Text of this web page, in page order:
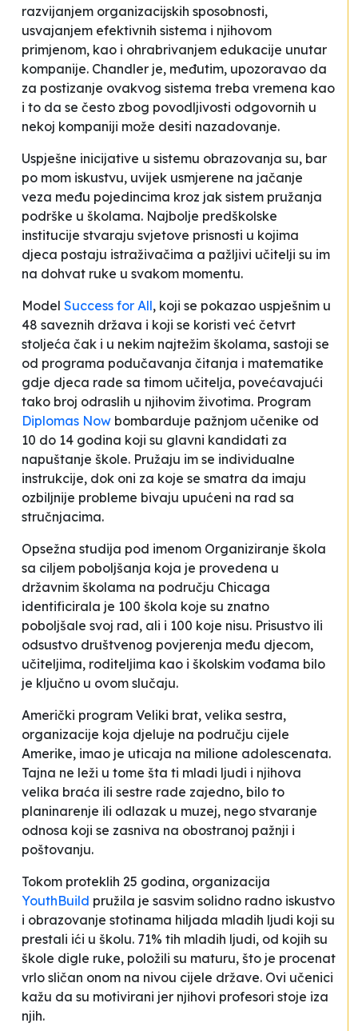
razvijanjem organizacijskih sposobnosti,
usvajanjem efektivnih sistema i njihovom
primjenom, kao i ohrabrivanjem edukacije unutar
kompanije. Chandler je, međutim, upozoravao da
za postizanje ovakvog sistema treba vremena kao
i to da se često zbog povodljivosti odgovornih u
nekoj kompaniji može desiti nazadovanje.
Uspješne inicijative u sistemu obrazovanja su, bar
po mom iskustvu, uvijek usmjerene na jačanje
veza među pojedincima kroz jak sistem pružanja
podrške u školama. Najbolje predškolske
institucije stvaraju svjetove prisnosti u kojima
djeca postaju istraživačima a pažljivi učitelji su im
na dohvat ruke u svakom momentu.
Model Success for All, koji se pokazao uspješnim u
48 saveznih država i koji se koristi već četvrt
stoljeća čak i u nekim najtežim školama, sastoji se
od programa podučavanja čitanja i matematike
gdje djeca rade sa timom učitelja, povećavajući
tako broj odraslih u njihovim životima. Program
Diplomas Now bombarduje pažnjom učenike od
10 do 14 godina koji su glavni kandidati za
napuštanje škole. Pružaju im se individualne
instrukcije, dok oni za koje se smatra da imaju
ozbiljnije probleme bivaju upućeni na rad sa
stručnjacima.
Opsežna studija pod imenom Organiziranje škola
sa ciljem poboljšanja koja je provedena u
državnim školama na području Chicaga
identificirala je 100 škola koje su znatno
poboljšale svoj rad, ali i 100 koje nisu. Prisustvo ili
odsustvo društvenog povjerenja među djecom,
učiteljima, roditeljima kao i školskim vođama bilo
je ključno u ovom slučaju.
Američki program Veliki brat, velika sestra,
organizacije koja djeluje na području cijele
Amerike, imao je uticaja na milione adolescenata.
Tajna ne leži u tome šta ti mladi ljudi i njihova
velika braća ili sestre rade zajedno, bilo to
planinarenje ili odlazak u muzej, nego stvaranje
odnosa koji se zasniva na obostranoj pažnji i
poštovanju.
Tokom proteklih 25 godina, organizacija
YouthBuild pružila je sasvim solidno radno iskustvo
i obrazovanje stotinama hiljada mladih ljudi koji su
prestali ići u školu. 71% tih mladih ljudi, od kojih su
škole digle ruke, položili su maturu, što je procenat
vrlo sličan onom na nivou cijele države. Ovi učenici
kažu da su motivirani jer njihovi profesori stoje iza
njih.